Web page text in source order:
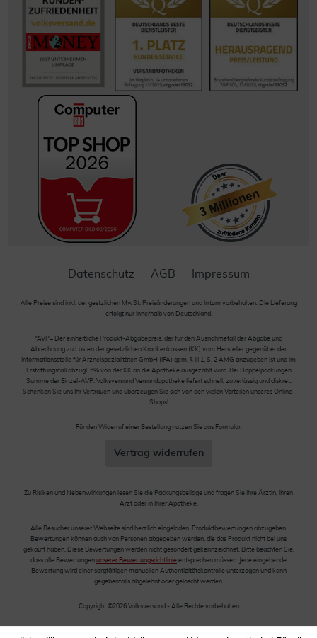
Datenschutz AGB Impressum
Alle Preise sind inkl. der gestzlichen MwSt. Preisänderungen und Irrtum vorbehalten. Die Lieferung
erfolgt nur innerhalb von Deutschland.
*AVP= Der einheitliche Produkt-Abgabepreis, der für den Ausnahmefall der Abgabe und
Abrechnung zu Lasten der gesetzlichen Krankenkassen (KK) vom Hersteller gegenüber der
Informationsstelle für Arzneispezialitäten GmbH (IFA) gem. § III 1, S. 2 AMG anzugeben ist und im
Erstattungsfall abzügl. 5% von der KK an die Apotheke ausgezahlt wird. Bei Doppelpackungen
Summe der Einzel-AVP. Volksversand Versandapotheke liefert schnell, zuverlässig und diskret.
Schenken Sie uns Ihr Vertrauen und überzeugen Sie sich von den vielen Vorteilen unseres Online-
Shops!
Für den Widerruf einer Bestellung nutzen Sie das Formular:
Vertrag widerrufen
Zu Risiken und Nebenwirkungen lesen Sie die Packungsbeilage und fragen Sie Ihre Ärztin, Ihren
Arzt oder in Ihrer Apotheke.
Alle Besucher unserer Webseite sind herzlich eingeladen, Produktbewertungen abzugeben.
Bewertungen können auch von Personen abgegeben werden, die das Produkt nicht bei uns
gekauft haben. Diese Bewertungen werden nicht gesondert gekennzeichnet. Bitte beachten Sie,
dass alle Bewertungen unserer Bewertungsrichtlinie entsprechen müssen. Jede eingehende
Bewertung wird einer sorgfältigen manuellen Authentizitätskontrolle unterzogen und kann
gegebenfalls abgelehnt oder gelöscht werden.
Copyright ©2026 Volksversand - Alle Rechte vorbehalten